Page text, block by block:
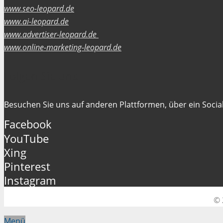
www.seo-leopard.de
www.ai-leopard.de
www.advertiser-leopard.de
www.online-marketing-leopard.de
Besuchen Sie uns auf anderen Plattformen, über ein
Facebook
YouTube
Xing
Pinterest
Instagram
©